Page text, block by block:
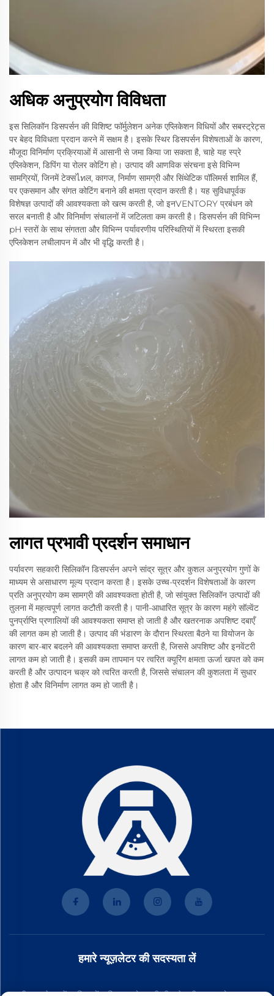
अधिक अनुप्रयोग विविधता
इस सिलिकॉन डिसपर्सन की विशिष्ट फॉर्मुलेशन अनेक एप्लिकेशन विधियों और सबस्ट्रेट्स
पर बेहद विविधता प्रदान करने में सक्षम है। इसके स्थिर डिसपर्सन विशेषताओं के कारण,
मौजूदा विनिर्माण प्रक्रियाओं में आसानी से जमा किया जा सकता है, चाहे यह स्प्रे
एप्लिकेशन, डिपिंग या रोलर कोटिंग हो। उत्पाद की आणविक संरचना इसे विभिन्न
सामग्रियों, जिनमें टेक्सไทल, कागज, निर्माण सामग्री और सिंथेटिक पॉलिमर्स शामिल हैं,
पर एकसमान और संगत कोटिंग बनाने की क्षमता प्रदान करती है। यह सुविधापूर्वक
विशेषज्ञ उत्पादों की आवश्यकता को खत्म करती है, जो इनVENTORY प्रबंधन को
सरल बनाती है और विनिर्माण संचालनों में जटिलता कम करती है। डिसपर्सन की विभिन्न
pH स्तरों के साथ संगतता और विभिन्न पर्यावरणीय परिस्थितियों में स्थिरता इसकी
एप्लिकेशन लचीलापन में और भी वृद्धि करती है।
लागत प्रभावी प्रदर्शन समाधान
पर्यावरण सहकारी सिलिकॉन डिसपर्सन अपने सांद्र सूत्र और कुशल अनुप्रयोग गुणों के
माध्यम से असाधारण मूल्य प्रदान करता है। इसके उच्च-प्रदर्शन विशेषताओं के कारण
प्रति अनुप्रयोग कम सामग्री की आवश्यकता होती है, जो सांयुक्त सिलिकॉन उत्पादों की
तुलना में महत्वपूर्ण लागत कटौती करती है। पानी-आधारित सूत्र के कारण महंगे सॉल्वेंट
पुनर्प्राप्ति प्रणालियों की आवश्यकता समाप्त हो जाती है और खतरनाक अपशिष्ट दबाएँ
की लागत कम हो जाती है। उत्पाद की भंडारण के दौरान स्थिरता बैठने या वियोजन के
कारण बार-बार बदलने की आवश्यकता समाप्त करती है, जिससे अपशिष्ट और इनवेंटरी
लागत कम हो जाती है। इसकी कम तापमान पर त्वरित क्यूरिंग क्षमता ऊर्जा खपत को कम
करती है और उत्पादन चक्र को त्वरित करती है, जिससे संचालन की कुशलता में सुधार
होता है और विनिर्माण लागत कम हो जाती है।
हमारे न्यूज़लेटर की सदस्यता लें